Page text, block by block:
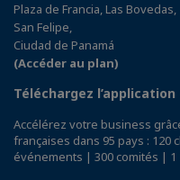
Plaza de Francia, Las Bovedas,
San Felipe,
Ciudad de Panamá
(Accéder au plan)
Téléchargez l’application
Accélérez votre business
françaises dans 95 pays :
événements | 300 comités | 1